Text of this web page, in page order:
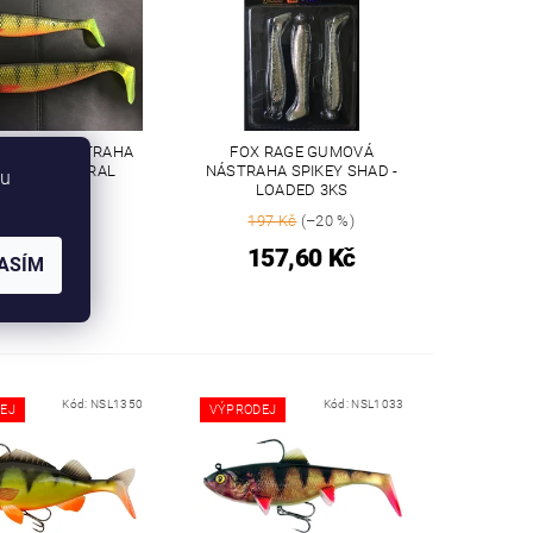
NÁSTRAHA
NATURAL
65 Kč
FOX RAGE GUMOVÁ
NÁSTRAHA SPIKEY SHAD -
LOADED 3KS
197 Kč(–20 %)
157,60 Kč
Kód: NSL1350 VÝPRODEJ Kód: NSL1033